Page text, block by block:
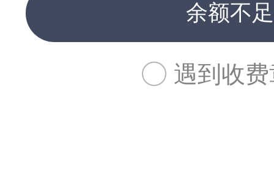
余额不
遇到收